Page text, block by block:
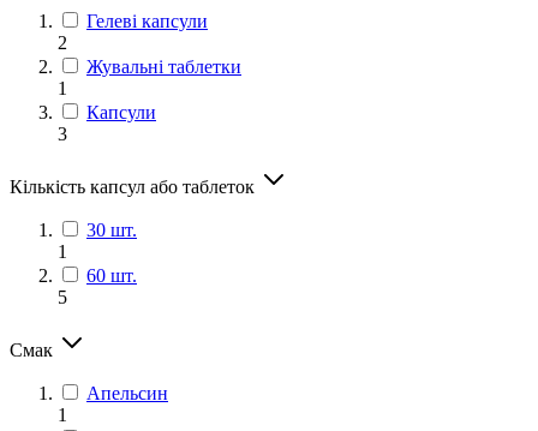
Гелеві капсули
2
Жувальні таблетки
1
Капсули
3
Кількість капсул або таблеток
30 шт.
1
60 шт.
5
Смак
Апельсин
1